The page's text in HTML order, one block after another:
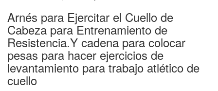
Arnés para Ejercitar el Cuello de
Cabeza para Entrenamiento de
Resistencia.Y cadena para colocar
pesas para hacer ejercicios de
levantamiento para trabajo atlético de
cuello